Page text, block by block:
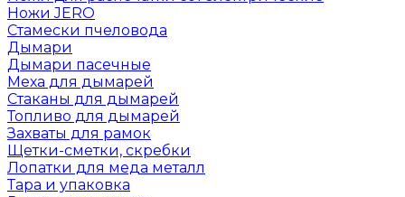
Ножи JERO
Стамески пчеловода
Дымари
Дымари пасечные
Меха для дымарей
Стаканы для дымарей
Топливо для дымарей
Захваты для рамок
Щетки-сметки, скребки
Лопатки для меда металл
Тара и упаковка